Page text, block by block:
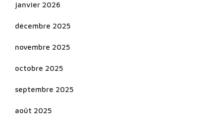
janvier 2026
décembre 2025
novembre 2025
octobre 2025
septembre 2025
août 2025